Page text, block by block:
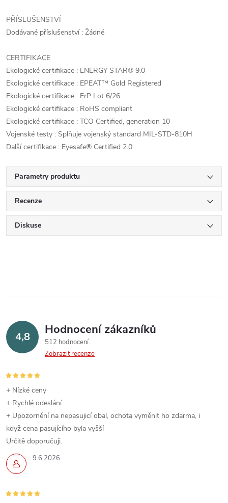
PŘÍSLUŠENSTVÍ
Dodávané příslušenství : Žádné
CERTIFIKACE
Ekologické certifikace : ENERGY STAR® 9.0
Ekologické certifikace : EPEAT™ Gold Registered
Ekologické certifikace : ErP Lot 6/26
Ekologické certifikace : RoHS compliant
Ekologické certifikace : TCO Certified, generation 10
Vojenské testy : Splňuje vojenský standard MIL-STD-810H
Další certifikace : Eyesafe® Certified 2.0
Parametry produktu
Recenze
Diskuse
4,8 Hodnocení zákazníků
512 hodnocení
Zobrazit recenze
9.6.2026
+ Nízké ceny
+ Rychlé odeslání
+ Upozornění na nepasujicí obal, ochota vyměnit ho zdarma, i
když cena pasujícího byla vyšší
Určitě doporučuji.